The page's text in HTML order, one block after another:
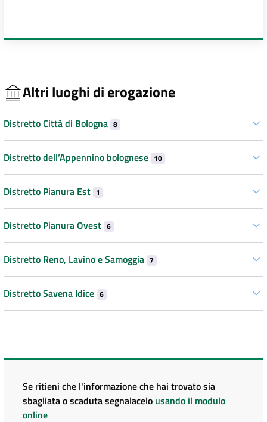
Altri luoghi di erogazione
Distretto Città di Bologna 8
Distretto dell’Appennino bolognese 10
Distretto Pianura Est 1
Distretto Pianura Ovest 6
Distretto Reno, Lavino e Samoggia 7
Distretto Savena Idice 6
Se ritieni che l'informazione che hai trovato sia
sbagliata o scaduta segnalacelo usando il modulo
online